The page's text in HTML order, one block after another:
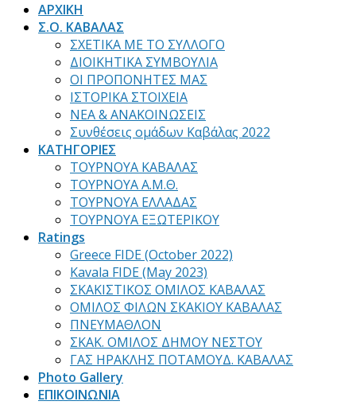
ΑΡΧΙΚΗ
Σ.Ο. ΚΑΒΑΛΑΣ
ΣΧΕΤΙΚΑ ΜΕ ΤΟ ΣΥΛΛΟΓΟ
ΔΙΟΙΚΗΤΙΚΑ ΣΥΜΒΟΥΛΙΑ
ΟΙ ΠΡΟΠΟΝΗΤΕΣ ΜΑΣ
ΙΣΤΟΡΙΚΑ ΣΤΟΙΧΕΙΑ
ΝΕΑ & ΑΝΑΚΟΙΝΩΣΕΙΣ
Συνθέσεις ομάδων Καβάλας 2022
ΚΑΤΗΓΟΡΙΕΣ
ΤΟΥΡΝΟΥΑ ΚΑΒΑΛΑΣ
ΤΟΥΡΝΟΥΑ Α.Μ.Θ.
ΤΟΥΡΝΟΥΑ ΕΛΛΑΔΑΣ
ΤΟΥΡΝΟΥΑ ΕΞΩΤΕΡΙΚΟΥ
Ratings
Greece FIDE (October 2022)
Kavala FIDE (May 2023)
ΣΚΑΚΙΣΤΙΚΟΣ ΟΜΙΛΟΣ ΚΑΒΑΛΑΣ
ΟΜΙΛΟΣ ΦΙΛΩΝ ΣΚΑΚΙΟΥ ΚΑΒΑΛΑΣ
ΠΝΕΥΜΑΘΛΟΝ
ΣΚΑΚ. ΟΜΙΛΟΣ ΔΗΜΟΥ ΝΕΣΤΟΥ
ΓΑΣ ΗΡΑΚΛΗΣ ΠΟΤΑΜΟΥΔ. ΚΑΒΑΛΑΣ
Photo Gallery
ΕΠΙΚΟΙΝΩΝΙΑ